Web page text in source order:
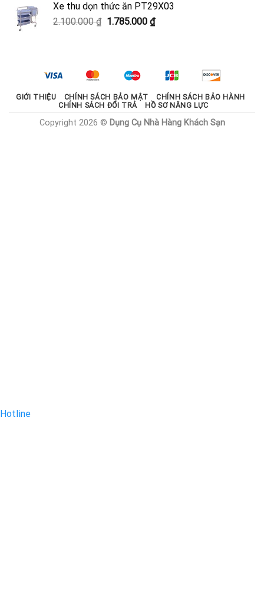
2.000.000 ₫.là:
1.800.000 ₫.
Xe thu dọn thức ăn PT29X03
2.100.000₫ Giá
1.785.000 ₫Giá
1.785.000 ₫.
GIỚI THIỆU CHÍNH SÁCH BẢO MẬT
CHÍNH SÁCH BẢO HÀNH
CHÍNH SÁCH ĐỔI TRẢ
HỒ SƠ NĂNG LỰC
Copyright 2026 © Dụng Cụ Nhà Hàng Khách Sạn
Hotline